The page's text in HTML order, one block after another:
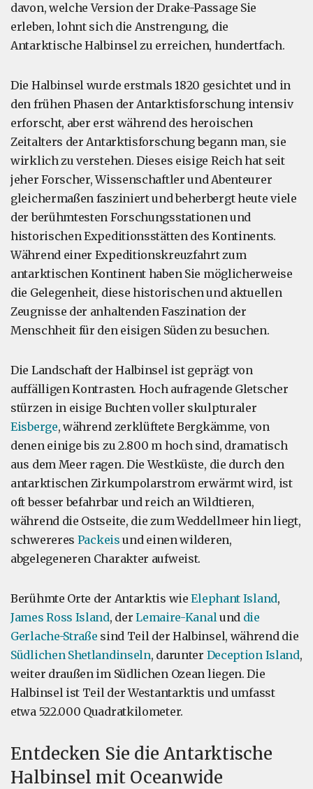
davon, welche Version der Drake-Passage Sie
erleben, lohnt sich die Anstrengung, die
Antarktische Halbinsel zu erreichen, hundertfach.
Die Halbinsel wurde erstmals 1820 gesichtet und in
den frühen Phasen der Antarktisforschung intensiv
erforscht, aber erst während des heroischen
Zeitalters der Antarktisforschung begann man, sie
wirklich zu verstehen. Dieses eisige Reich hat seit
jeher Forscher, Wissenschaftler und Abenteurer
gleichermaßen fasziniert und beherbergt heute viele
der berühmtesten Forschungsstationen und
historischen Expeditionsstätten des Kontinents.
Während einer Expeditionskreuzfahrt zum
antarktischen Kontinent haben Sie möglicherweise
die Gelegenheit, diese historischen und aktuellen
Zeugnisse der anhaltenden Faszination der
Menschheit für den eisigen Süden zu besuchen.
Die Landschaft der Halbinsel ist geprägt von
auffälligen Kontrasten. Hoch aufragende Gletscher
stürzen in eisige Buchten voller skulpturaler
Eisberge, während zerklüftete Bergkämme, von
denen einige bis zu 2.800 m hoch sind, dramatisch
aus dem Meer ragen. Die Westküste, die durch den
antarktischen Zirkumpolarstrom erwärmt wird, ist
oft besser befahrbar und reich an Wildtieren,
während die Ostseite, die zum Weddellmeer hin liegt,
schwereres Packeis und einen wilderen,
abgelegeneren Charakter aufweist.
Berühmte Orte der Antarktis wieElephant Island,
James Ross Island, derLemaire-Kanalund die
Gerlache-Straße sind Teil der Halbinsel, während die
Südlichen Shetlandinseln, darunter Deception Island,
weiter draußen im Südlichen Ozean liegen. Die
Halbinsel ist Teil der Westantarktis und umfasst
etwa 522.000 Quadratkilometer.
Entdecken Sie die Antarktische
Halbinsel mit Oceanwide